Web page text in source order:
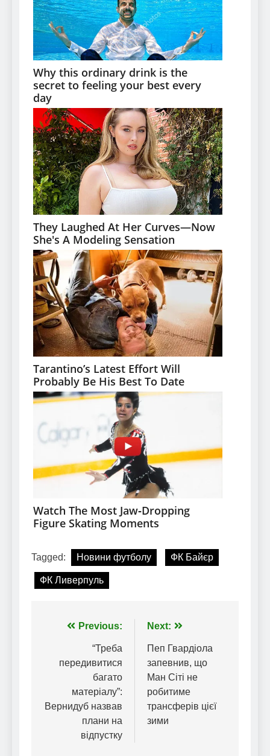
Tagged: Новини футболу ФК Байєр
ФК Ливерпуль
Навігація
записів
Previous:
“Треба
передивитися
багато
матеріалу”:
Вернидуб назвав
плани на
відпустку
Next:
Пеп Гвардіола
запевнив, що
Ман Сіті не
робитиме
трансферів цієї
зими